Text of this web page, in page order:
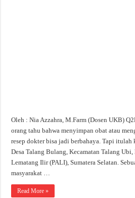
Oleh : Nia Azzahra, M.Farm (Dosen UKB)
orang tahu bahwa menyimpan obat atau
resep dokter bisa jadi berbahaya. Tapi
Desa Talang Bulang, Kecamatan Talang
Lematang Ilir (PALI), Sumatera Selatan.
masyarakat …
Read More »